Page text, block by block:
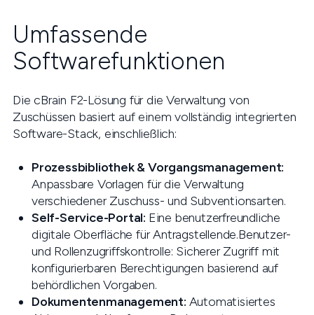
Umfassende
Softwarefunktionen
Die cBrain F2-Lösung für die Verwaltung von
Zuschüssen basiert auf einem vollständig integrierten
Software-Stack, einschließlich:
Prozessbibliothek & Vorgangsmanagement:
Anpassbare Vorlagen für die Verwaltung
verschiedener Zuschuss- und Subventionsarten.
Self-Service-Portal: Eine benutzerfreundliche
digitale Oberfläche für Antragstellende.Benutzer-
und Rollenzugriffskontrolle: Sicherer Zugriff mit
konfigurierbaren Berechtigungen basierend auf
behördlichen Vorgaben.
Dokumentenmanagement: Automatisiertes